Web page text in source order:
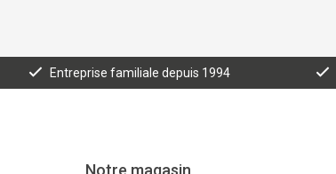
Entreprise familiale depuis 1994